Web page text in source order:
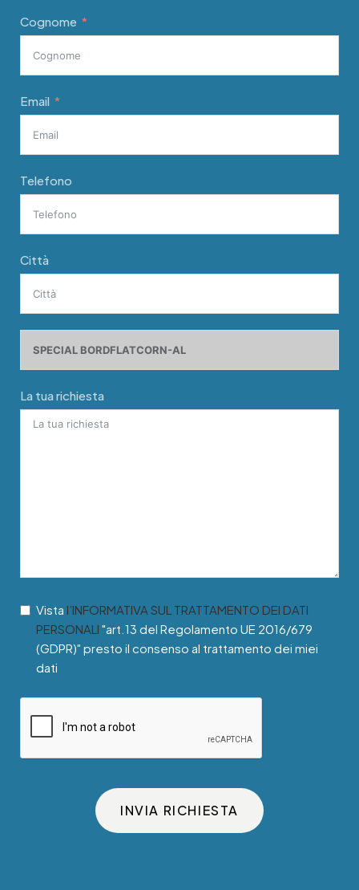
Cognome
Email
Telefono
Città
La tua richiesta
Vista l’INFORMATIVA SUL TRATTAMENTO DEI DATI
PERSONALI "art.13 del Regolamento UE 2016/679
(GDPR)" presto il consenso al trattamento dei miei
dati
INVIA RICHIESTA